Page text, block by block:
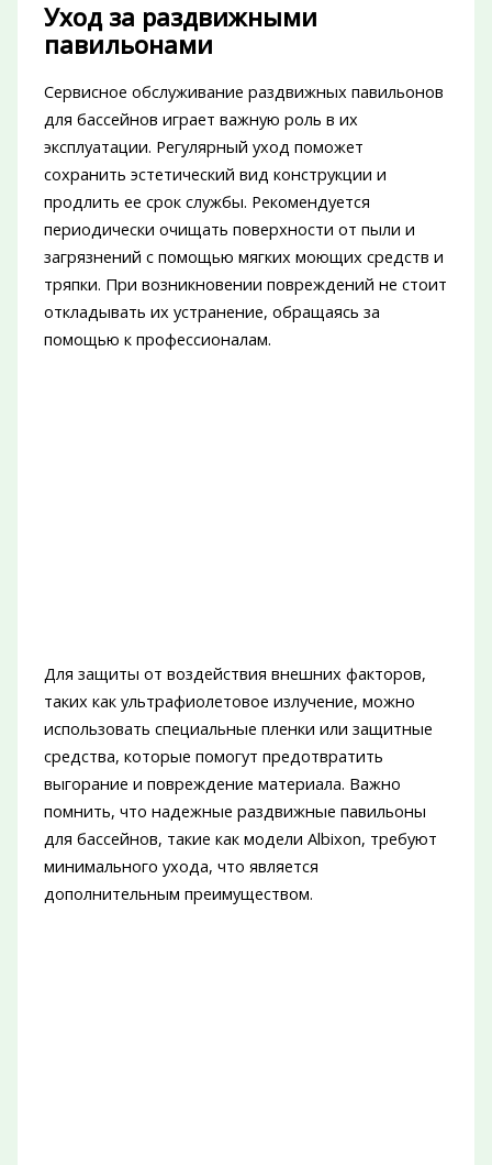
Уход за раздвижными
павильонами
Сервисное обслуживание раздвижных павильонов
для бассейнов играет важную роль в их
эксплуатации. Регулярный уход поможет
сохранить эстетический вид конструкции и
продлить ее срок службы. Рекомендуется
периодически очищать поверхности от пыли и
загрязнений с помощью мягких моющих средств и
тряпки. При возникновении повреждений не стоит
откладывать их устранение, обращаясь за
помощью к профессионалам.
Для защиты от воздействия внешних факторов,
таких как ультрафиолетовое излучение, можно
использовать специальные пленки или защитные
средства, которые помогут предотвратить
выгорание и повреждение материала. Важно
помнить, что надежные раздвижные павильоны
для бассейнов, такие как модели Albixon, требуют
минимального ухода, что является
дополнительным преимуществом.